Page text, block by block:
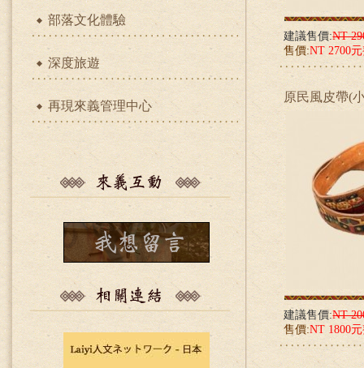
部落文化體驗
深度旅遊
再現來義管理中心
建議售價:NT
售價:NT 2700
原民風皮帶(
建議售價:NT
售價:NT 1800